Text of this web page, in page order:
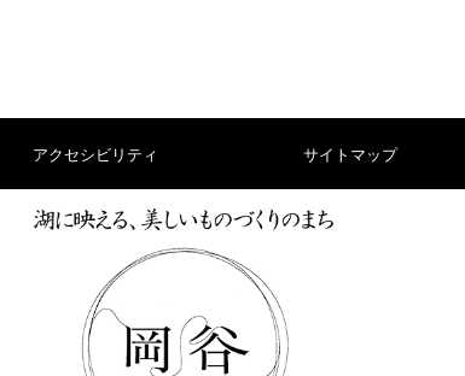
アクセシビリティ サイトマップ